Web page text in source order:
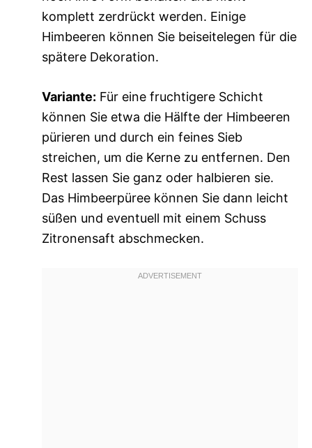
komplett zerdrückt werden. Einige
Himbeeren können Sie beiseitelegen für die
spätere Dekoration.
Variante: Für eine fruchtigere Schicht
können Sie etwa die Hälfte der Himbeeren
pürieren und durch ein feines Sieb
streichen, um die Kerne zu entfernen. Den
Rest lassen Sie ganz oder halbieren sie.
Das Himbeerpüree können Sie dann leicht
süßen und eventuell mit einem Schuss
Zitronensaft abschmecken.